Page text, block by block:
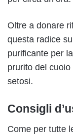
Oltre a donare
questa radice
purificante per
prurito del
setosi.
Consigli
Come per tutte